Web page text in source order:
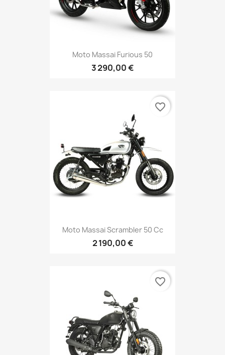
Moto Massai Furious 50
3 290,00 €
Moto Massai Scrambler 50 Cc
2 190,00 €
favorite_border
favorite_border